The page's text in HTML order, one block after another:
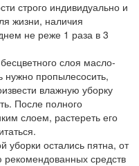
строго индивидуально и
жизни, наличия
не реже 1 раза в 3
слоя масло-
нужно пропылесосить,
влажную уборку
После полного
слоем, растереть его
уборки остались пятна, от
средств